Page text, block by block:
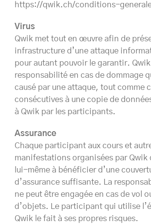
https://qwik.ch/conditions-
Virus
Qwik met tout en œuvre afin de
infrastructure d’une attaque
pour autant pouvoir le garantir.
responsabilité en cas de dommage
causé par une attaque, tout comme
consécutives à une copie de
à Qwik par les participants.
Assurance
Chaque participant aux cours et
manifestations organisées par Qwik
lui-même à bénéficier d’une
d’assurance suffisante. La
ne peut être engagée en cas de vol
d’objets. Le participant qui utilise
Qwik le fait à ses propres risques.